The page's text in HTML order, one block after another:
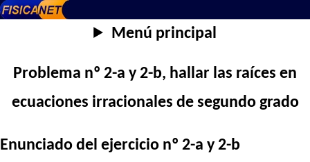
Menú principal
Problema nº 2-a y 2-b, hallar las raíces en
ecuaciones irracionales de segundo grado
Enunciado del ejercicio nº 2-a y 2-b